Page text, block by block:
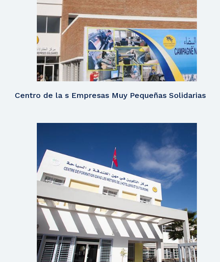
Centro de la s Empresas Muy Pequeñas Solidarias